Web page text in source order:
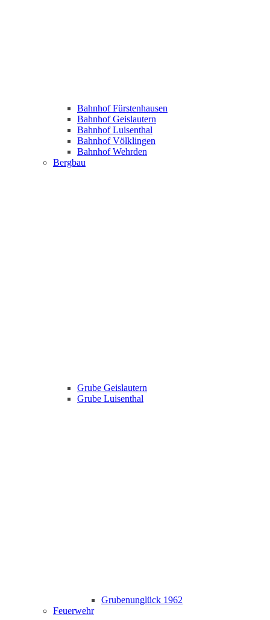
Bahnhof Fürstenhausen
Bahnhof Geislautern
Bahnhof Luisenthal
Bahnhof Völklingen
Bahnhof Wehrden
Bergbau
Grube Geislautern
Grube Luisenthal
Grubenunglück 1962
Feuerwehr